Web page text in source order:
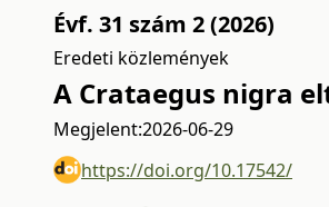
Évf. 31 szám 2 (2026)
Eredeti közlemények
A Crataegus nigra
Megjelent:2026-06-29
https://doi.org/10.17542/